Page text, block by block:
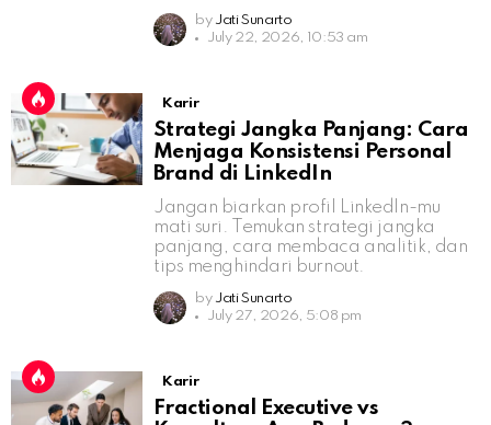
by Jati Sunarto
July 22, 2026, 10:53 am
Karir
Strategi Jangka Panjang: Cara
Menjaga Konsistensi Personal
Brand di LinkedIn
Jangan biarkan profil LinkedIn-mu
mati suri. Temukan strategi jangka
panjang, cara membaca analitik, dan
tips menghindari burnout.
by Jati Sunarto
July 27, 2026, 5:08 pm
Karir
Fractional Executive vs